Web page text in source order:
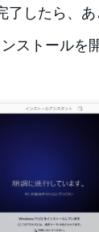
了したら、あ
ストールを